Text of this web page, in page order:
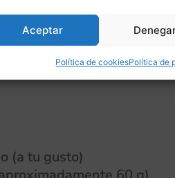
Aceptar
Política de cookiesPolítica de
(a tu gusto)